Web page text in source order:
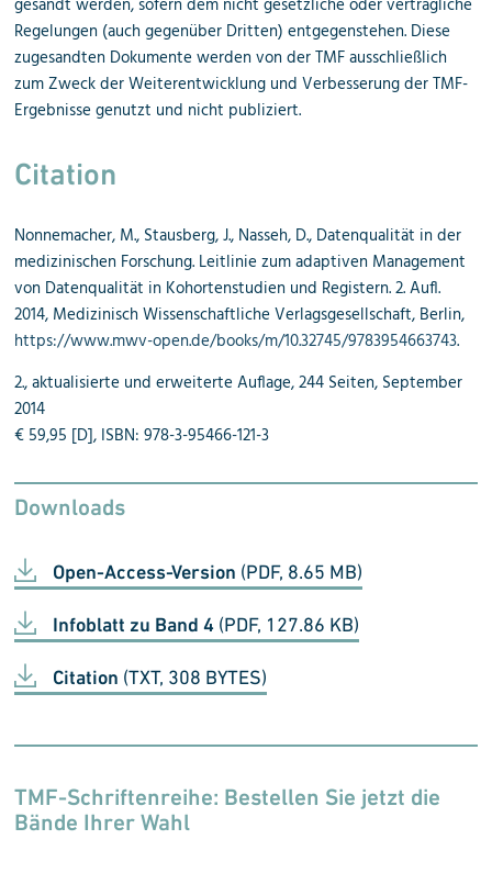
Regelungen (auch gegenüber Dritten) entgegenstehen. Diese
zugesandten Dokumente werden von der TMF ausschließlich
zum Zweck der Weiterentwicklung und Verbesserung der TMF-
Ergebnisse genutzt und nicht publiziert.
Citation
Nonnemacher, M., Stausberg, J., Nasseh, D., Datenqualität in der
medizinischen Forschung. Leitlinie zum adaptiven Management
von Datenqualität in Kohortenstudien und Registern. 2. Aufl.
2014, Medizinisch Wissenschaftliche Verlagsgesellschaft, Berlin,
https://www.mwv-open.de/books/m/10.32745/9783954663743.
2., aktualisierte und erweiterte Auflage, 244 Seiten, September
2014
€ 59,95 [D], ISBN: 978-3-95466-121-3
Downloads
Open-Access-Version (PDF, 8.65 MB)
Infoblatt zu Band 4 (PDF, 127.86 KB)
Citation (TXT, 308 BYTES)
TMF-Schriftenreihe: Bestellen Sie jetzt die
Bände Ihrer Wahl